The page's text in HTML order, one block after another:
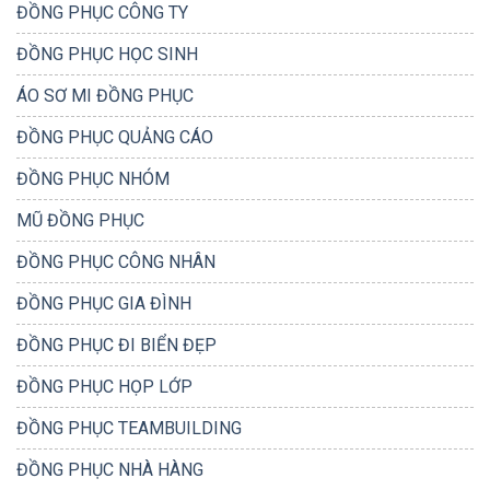
ĐỒNG PHỤC CÔNG TY
ĐỒNG PHỤC HỌC SINH
ÁO SƠ MI ĐỒNG PHỤC
ĐỒNG PHỤC QUẢNG CÁO
ĐỒNG PHỤC NHÓM
MŨ ĐỒNG PHỤC
ĐỒNG PHỤC CÔNG NHÂN
ĐỒNG PHỤC GIA ĐÌNH
ĐỒNG PHỤC ĐI BIỂN ĐẸP
ĐỒNG PHỤC HỌP LỚP
ĐỒNG PHỤC TEAMBUILDING
ĐỒNG PHỤC NHÀ HÀNG